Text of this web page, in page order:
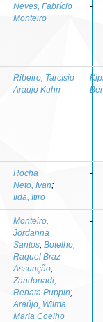
Neves, Fabrício
Monteiro
-
Ribeiro, Tarcísio
Araujo Kuhn
Rocha
Neto, Ivan;
Iida, Itiro
-
Monteiro,
Jordanna
Santos; Botelho,
Raquel Braz
Assunção;
Zandonadi,
Renata Puppin;
Araújo, Wilma
Maria Coelho
-